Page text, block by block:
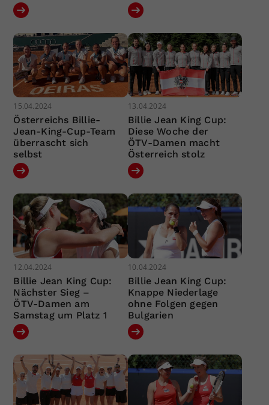
15.04.2024
Österreichs Billie-
Jean-King-Cup-Team
überrascht sich
selbst
13.04.2024
Billie Jean King Cup:
Diese Woche der
ÖTV-Damen macht
Österreich stolz
12.04.2024
Billie Jean King Cup:
Nächster Sieg –
ÖTV-Damen am
Samstag um Platz 1
10.04.2024
Billie Jean King Cup:
Knappe Niederlage
ohne Folgen gegen
Bulgarien